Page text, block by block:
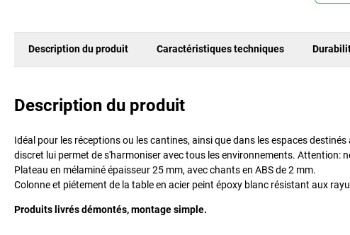
Description du produit Caractéristiques techniques
Description du produit
Idéal pour les réceptions ou les cantines, ainsi que dans les espaces
discret lui permet de s'harmoniser avec tous les environnements. Attention:
Plateau en mélaminé épaisseur 25 mm, avec chants en ABS de 2 mm.
Colonne et piétement de la table en acier peint époxy blanc résistant aux
Produits livrés démontés, montage simple.